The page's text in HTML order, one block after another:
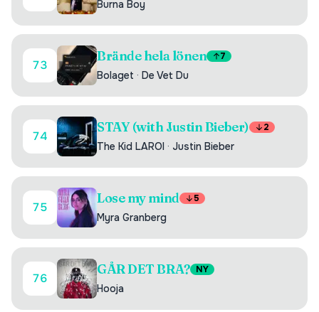
Burna Boy
73
Brände hela lönen 7
Bolaget · De Vet Du
74
STAY (with Justin Bieber) 2
The Kid LAROI · Justin Bieber
75
Lose my mind 5
Myra Granberg
76
GÅR DET BRA? NY
Hooja